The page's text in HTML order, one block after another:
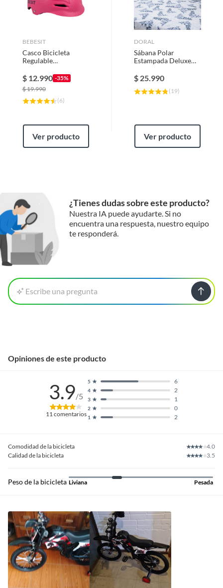
Pedal
Manubrio
Peso del producto
Condicion del
Color básico Negro
BEBESIT
Casco Bicicleta
Regulable
Europea Niño Niña
Rosa
$ 12.990 -35%
$19.990
(6)
Ver producto
DORAL
Sábana Polar
Estampada Deluxe
$ 25.990
( 19)
Ver producto
¿Tienes dudas sobre este producto?
Nuestra IA puede ayudarte. Si no
encuentra una respuesta, nuestro equipo
te responderá.
Escribe una pregunta
Opiniones de este producto
3.9/5
11comentarios 1 2
2 0
3 1
4 2
5 6
Comodidad de la bicicleta
4.0
Calidad de la bicicleta
3.5
Peso de la bicicleta Liviana Pesada